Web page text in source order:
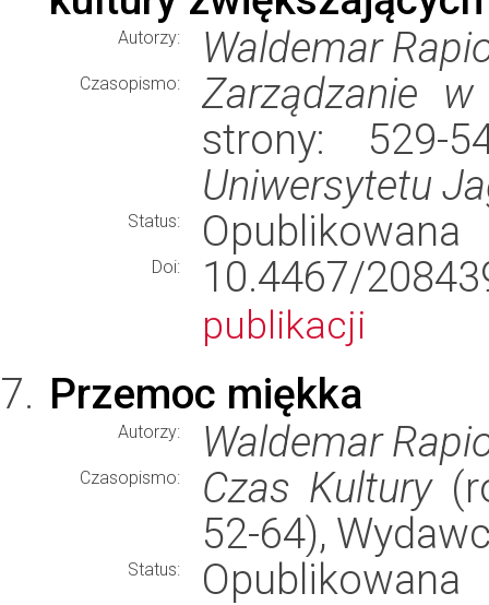
Autorzy: Waldemar
Czasopismo:
Zarządzanie w
strony: 529-
Uniwersytetu
Status: Opublikowana
Doi: 10.4467/
publikacji
Przemoc miękka
Autorzy: Waldemar
Czasopismo: Czas Kultury
52-64),
Status:
Opublikowana